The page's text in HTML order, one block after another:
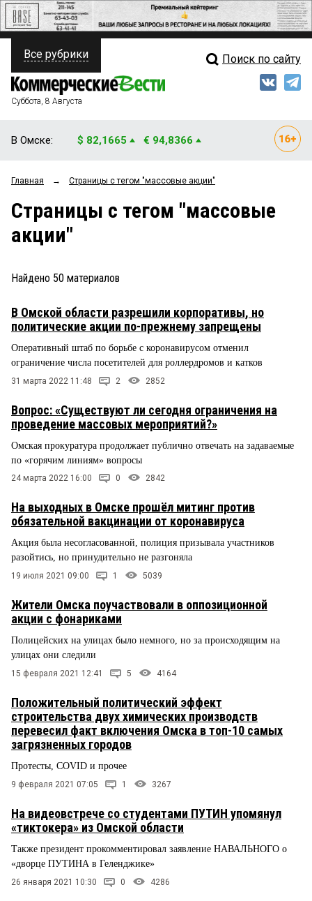
ПОЛИТИКА
ФИНАНСЫ
ОБЩЕСТВО
ЗАКОН
НОВОСТИ КОМПАНИЙ
ПРОИСШЕСТВИЯ
СТИЛЬ ЖИЗНИ
Свежий выпуск
Мнения
Рейтинги
Все рубрики Поиск по сайту
Суббота, 8 Августа
В Омске: $ 82,1665 € 94,8366
Главная → Страницы c тегом "массовые акции"
Страницы c тегом "массовые
акции"
Найдено 50 материалов
В Омской области разрешили корпоративы, но
политические акции по-прежнему запрещены
Оперативный штаб по борьбе с коронавирусом отменил
ограничение числа посетителей для роллердромов и катков
31 марта 2022 11:48 2 2852
Вопрос: «Существуют ли сегодня ограничения на
проведение массовых мероприятий?»
Омская прокуратура продолжает публично отвечать на задаваемые
по «горячим линиям» вопросы
24 марта 2022 16:00 0 2842
На выходных в Омске прошёл митинг против
обязательной вакцинации от коронавируса
Акция была несогласованной, полиция призывала участников
разойтись, но принудительно не разгоняла
19 июля 2021 09:00 1 5039
Жители Омска поучаствовали в оппозиционной
акции с фонариками
Полицейских на улицах было немного, но за происходящим на
улицах они следили
15 февраля 2021 12:41 5 4164
Положительный политический эффект
строительства двух химических производств
перевесил факт включения Омска в топ-10 самых
загрязненных городов
Протесты, COVID и прочее
9 февраля 2021 07:05 1 3267
На видеовстрече со студентами ПУТИН упомянул
«тиктокера» из Омской области
Также президент прокомментировал заявление НАВАЛЬНОГО о
«дворце ПУТИНА в Геленджике»
26 января 2021 10:30 0 4286